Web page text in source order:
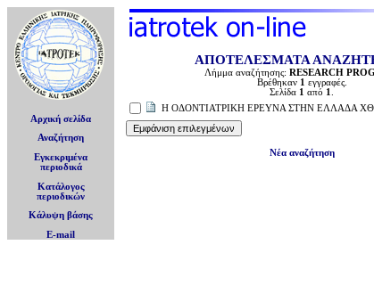
Αρχική σελίδα
Αναζήτηση
Εγκεκριμένα
περιοδικά
Κατάλογος
περιοδικών
Κάλυψη βάσης
E-mail
ΑΠΟΤΕΛΕΣΜΑΤΑ
Λήμμα αναζήτησης: RESEARCH
Βρέθηκαν 1 εγγραφές.
Σελίδα 1 από 1
Η ΟΔΟΝΤΙΑΤΡΙΚΗ ΕΡΕΥΝΑ ΣΤΗΝ ΕΛΛΑΔΑ
Νέα αναζήτηση